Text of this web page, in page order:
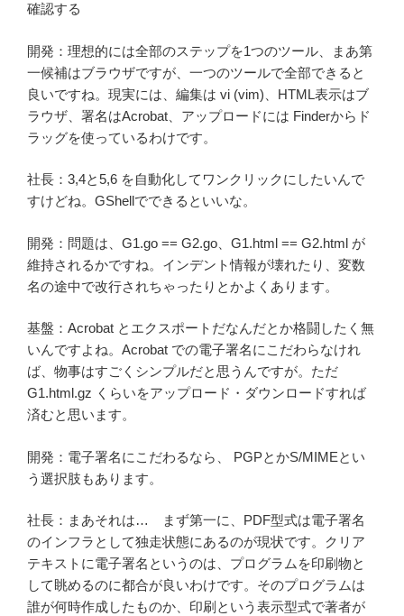
確認する
開発：理想的には全部のステップを1つのツール、まあ第
一候補はブラウザですが、一つのツールで全部できると
良いですね。現実には、編集は vi (vim)、HTML表示はブ
ラウザ、署名はAcrobat、アップロードには Finderからド
ラッグを使っているわけです。
社長：3,4と5,6 を自動化してワンクリックにしたいんで
すけどね。GShellでできるといいな。
開発：問題は、G1.go == G2.go、G1.html == G2.html が
維持されるかですね。インデント情報が壊れたり、変数
名の途中で改行されちゃったりとかよくあります。
基盤：Acrobat とエクスポートだなんだとか格闘したく無
いんですよね。Acrobat での電子署名にこだわらなけれ
ば、物事はすごくシンプルだと思うんですが。ただ
G1.html.gz くらいをアップロード・ダウンロードすれば
済むと思います。
開発：電子署名にこだわるなら、 PGPとかS/MIMEとい
う選択肢もあります。
社長：まあそれは… まず第一に、PDF型式は電子署名
のインフラとして独走状態にあるのが現状です。クリア
テキストに電子署名というのは、プログラムを印刷物と
して眺めるのに都合が良いわけです。そのプログラムは
誰が何時作成したものか、印刷という表示型式で著者が